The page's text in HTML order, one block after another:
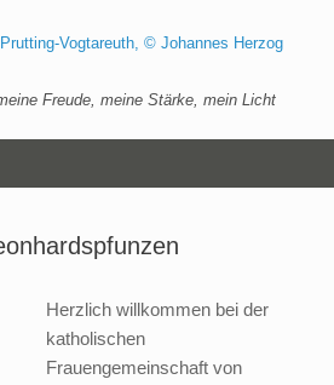
Freude, meine Stärke, mein Licht
Herzlich willkommen bei der
katholischen
Frauengemeinschaft von